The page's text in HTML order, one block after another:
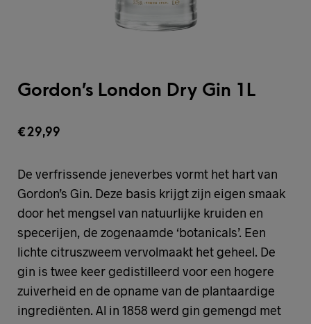
Gordon’s London Dry Gin 1L
€29,99
De verfrissende jeneverbes vormt het hart van
Gordon’s Gin. Deze basis krijgt zijn eigen smaak
door het mengsel van natuurlijke kruiden en
specerijen, de zogenaamde ‘botanicals’. Een
lichte citruszweem vervolmaakt het geheel. De
gin is twee keer gedistilleerd voor een hogere
zuiverheid en de opname van de plantaardige
ingrediënten. Al in 1858 werd gin gemengd met